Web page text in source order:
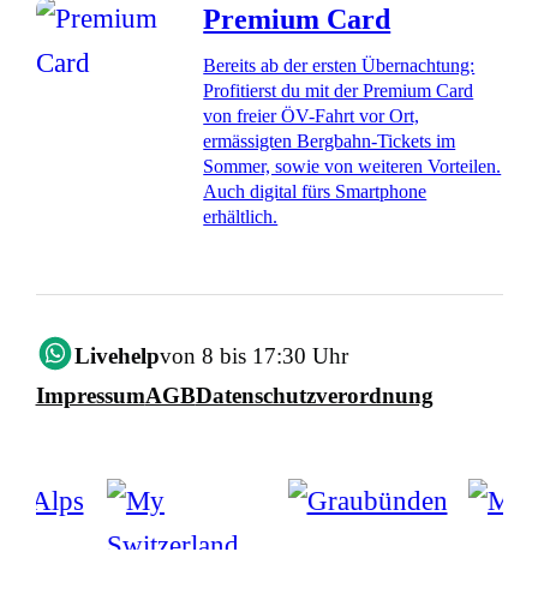
Premium Card
Bereits ab der ersten Übernachtung:
Profitierst du mit der Premium Card
von freier ÖV-Fahrt vor Ort,
ermässigten Bergbahn-Tickets im
Sommer, sowie von weiteren Vorteilen.
Auch digital fürs Smartphone
erhältlich.
Livehelpvon 8 bis 17:30 Uhr
ImpressumAGBDatenschutzverordnung